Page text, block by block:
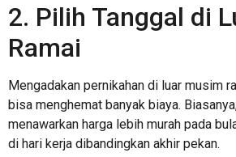
2. Pilih Tanggal di
Ramai
Mengadakan pernikahan di luar musim
bisa menghemat banyak biaya.
menawarkan harga lebih murah pada
di hari kerja dibandingkan akhir pekan.